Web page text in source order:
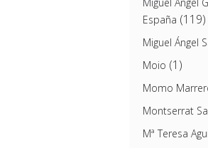
España (119)
Miguel Ángel
Moio (1)
Momo
Montserrat
Mª Teresa